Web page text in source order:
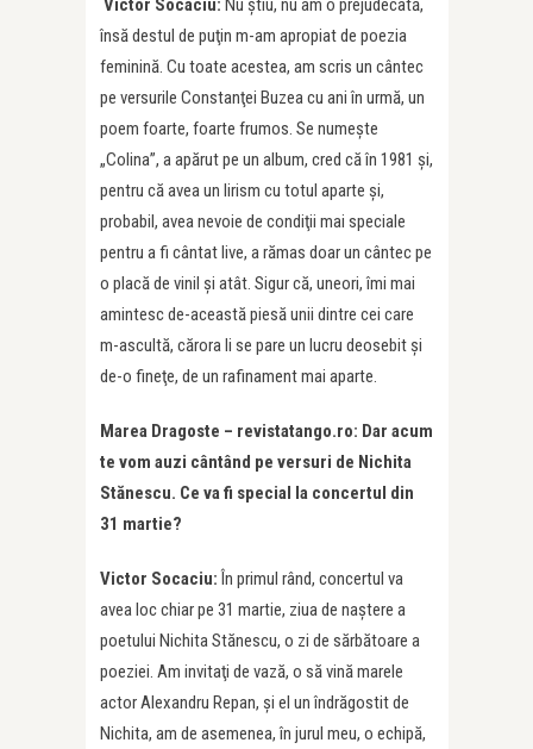
Victor Socaciu: Nu ştiu, nu am o prejudecată,
însă destul de puţin m-am apropiat de poezia
feminină. Cu toate acestea, am scris un cântec
pe versurile Constanţei Buzea cu ani în urmă, un
poem foarte, foarte frumos. Se numeşte
„Colina”, a apărut pe un album, cred că în 1981 şi,
pentru că avea un lirism cu totul aparte şi,
probabil, avea nevoie de condiţii mai speciale
pentru a fi cântat live, a rămas doar un cântec pe
o placă de vinil şi atât. Sigur că, uneori, îmi mai
amintesc de-această piesă unii dintre cei care
m-ascultă, cărora li se pare un lucru deosebit şi
de-o fineţe, de un rafinament mai aparte.
Marea Dragoste – revistatango.ro: Dar acum
te vom auzi cântând pe versuri de Nichita
Stănescu. Ce va fi special la concertul din
31 martie?
Victor Socaciu:În primul rând, concertul va
avea loc chiar pe 31 martie, ziua de naştere a
poetului Nichita Stănescu, o zi de sărbătoare a
poeziei. Am invitaţi de vază, o să vină marele
actor Alexandru Repan, şi el un îndrăgostit de
Nichita, am de asemenea, în jurul meu, o echipă,